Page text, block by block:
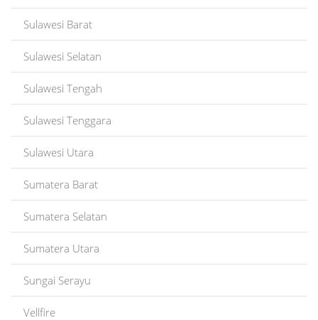
Sulawesi Barat
Sulawesi Selatan
Sulawesi Tengah
Sulawesi Tenggara
Sulawesi Utara
Sumatera Barat
Sumatera Selatan
Sumatera Utara
Sungai Serayu
Vellfire